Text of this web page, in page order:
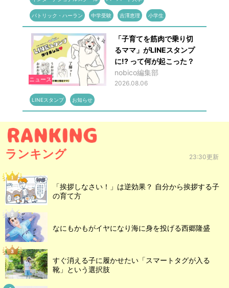
パトリック・ハーラン 中学受験 吉澤恵理 小学生
ニュース
「子育てを筋肉で乗り切
るママ」がLINEスタンプ
に!? って何が起こった？
nobico編集部
2026.08.06
LINEスタンプ お知らせ
ランキング 23:30更新
「挨拶しなさい！」は逆効果？ 自分から挨拶する子
の育て方
なにもかもがイヤになり海に身を投げる西郷隆盛
すぐ消える子に履かせたい「スマートタグが入る
靴」という選択肢